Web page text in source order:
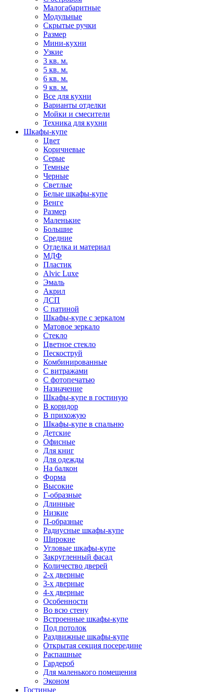
Малогабаритные
Модульные
Скрытые ручки
Размер
Мини-кухни
Узкие
3 кв. м.
5 кв. м.
6 кв. м.
9 кв. м.
Все для кухни
Варианты отделки
Мойки и смесители
Техника для кухни
Шкафы-купе
Цвет
Коричневые
Серые
Темные
Черные
Светлые
Белые шкафы-купе
Венге
Размер
Маленькие
Большие
Средние
Отделка и материал
МДФ
Пластик
Alvic Luxe
Эмаль
Акрил
ДСП
С патиной
Шкафы-купе с зеркалом
Матовое зеркало
Стекло
Цветное стекло
Пескоструй
Комбинированные
С витражами
С фотопечатью
Назначение
Шкафы-купе в гостиную
В коридор
В прихожую
Шкафы-купе в спальню
Детские
Офисные
Для книг
Для одежды
На балкон
Форма
Высокие
Г-образные
Длинные
Низкие
П-образные
Радиусные шкафы-купе
Широкие
Угловые шкафы-купе
Закругленный фасад
Количество дверей
2-х дверные
3-х дверные
4-х дверные
Особенности
Во всю стену
Встроенные шкафы-купе
Под потолок
Раздвижные шкафы-купе
Открытая секция посередине
Распашные
Гардероб
Для маленького помещения
Эконом
Гостиные